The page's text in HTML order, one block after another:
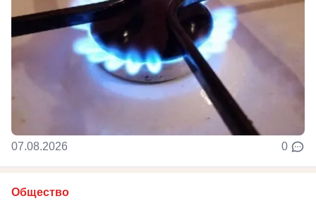
07.08.2026 0
Общество